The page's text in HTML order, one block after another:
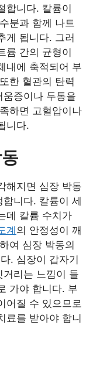
합니다. 칼륨이
분과 함께 나트
게 됩니다. 그러
륨 간의 균형이
내에 축적되어 부
한 혈관의 탄력
증이나 두통을
하면 고혈압이나
니다.
해지면 심장 박동
니다. 칼륨이 세
데 칼륨 수치가
계의 안정성이 깨
여 심장 박동의
. 심장이 갑자기
리는 느낌이 들
가야 합니다. 부
어질 수 있으므로
료를 받아야 합니